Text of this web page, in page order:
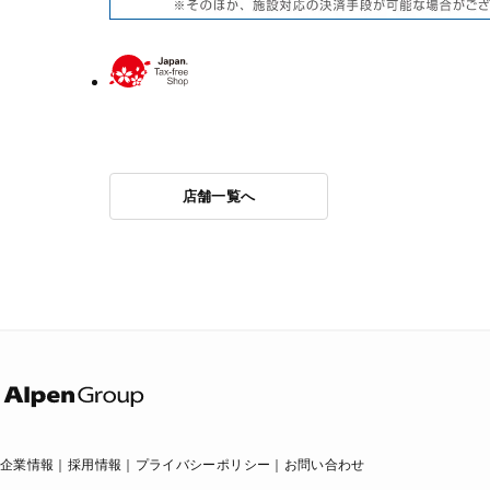
店舗一覧へ
企業情報 採用情報 プライバシーポリシー お問い合わせ